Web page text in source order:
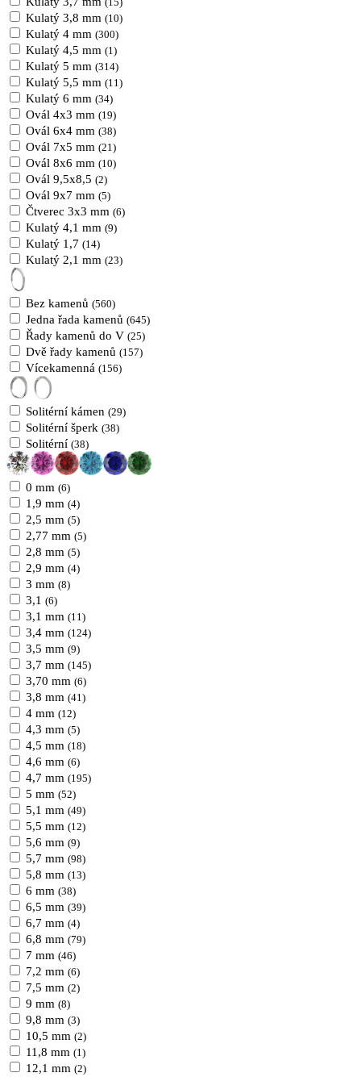
(15)
Kulatý 3,8 mm (10)
Kulatý 4 mm (300)
Kulatý 4,5 mm (1)
Kulatý 5 mm (314)
Kulatý 5,5 mm (11)
Kulatý 6 mm (34)
Ovál 4x3 mm (19)
Ovál 6x4 mm (38)
Ovál 7x5 mm (21)
Ovál 8x6 mm (10)
Ovál 9,5x8,5 (2)
Ovál 9x7 mm (5)
Čtverec 3x3 mm (6)
Kulatý 4,1 mm (9)
Kulatý 1,7 (14)
Kulatý 2,1 mm (23)
Bez kamenů (560)
Jedna řada kamenů (645)
Řady kamenů do V (25)
Dvě řady kamenů (157)
Vícekamenná (156)
Solitérní kámen (29)
Solitérní šperk (38)
Solitérní (38)
0 mm (6)
1,9 mm (4)
2,5 mm (5)
2,77 mm (5)
2,8 mm (5)
2,9 mm (4)
3 mm (8)
3,1 (6)
3,1 mm (11)
3,4 mm (124)
3,5 mm (9)
3,7 mm (145)
3,70 mm (6)
3,8 mm (41)
4 mm (12)
4,3 mm (5)
4,5 mm (18)
4,6 mm (6)
4,7 mm (195)
5 mm (52)
5,1 mm (49)
5,5 mm (12)
5,6 mm (9)
5,7 mm (98)
5,8 mm (13)
6 mm (38)
6,5 mm (39)
6,7 mm (4)
6,8 mm (79)
7 mm (46)
7,2 mm (6)
7,5 mm (2)
9 mm (8)
9,8 mm (3)
10,5 mm (2)
11,8 mm (1)
12,1 mm (2)